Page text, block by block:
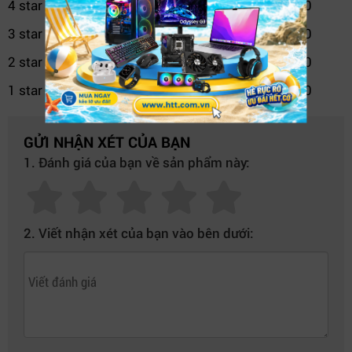
2.Kết nối ARGB thông minh
4 star
0
3 star
0
2 star
0
1 star
0
GỬI NHẬN XÉT CỦA BẠN
1. Đánh giá của bạn về sản phẩm này:
2. Viết nhận xét của bạn vào bên dưới: